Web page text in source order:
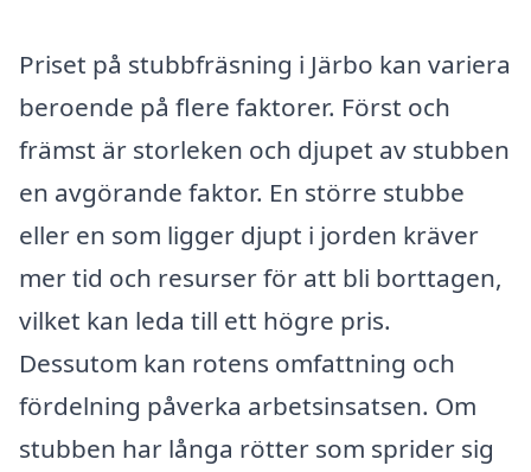
Priset på stubbfräsning i Järbo kan variera
beroende på flere faktorer. Först och
främst är storleken och djupet av stubben
en avgörande faktor. En större stubbe
eller en som ligger djupt i jorden kräver
mer tid och resurser för att bli borttagen,
vilket kan leda till ett högre pris.
Dessutom kan rotens omfattning och
fördelning påverka arbetsinsatsen. Om
stubben har långa rötter som sprider sig